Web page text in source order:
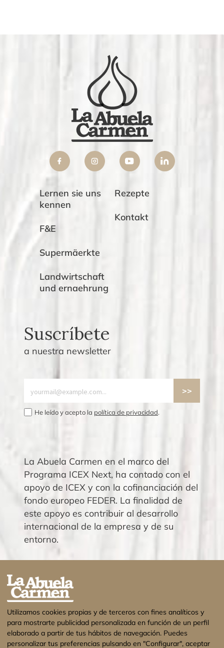
Lernen sie uns
kennen
F&E
Supermäerkte
Landwirtschaft
und ernaehrung
Rezepte
Kontakt
Suscríbete
a nuestra newsletter
He leído y acepto la política de privacidad.
La Abuela Carmen en el marco del
Programa ICEX Next, ha contado con el
apoyo de ICEX y con la cofinanciación del
fondo europeo FEDER. La finalidad de
este apoyo es contribuir al desarrollo
internacional de la empresa y de su
entorno.
Utilizamos cookies propias y de terceros con fines analíticos y
para mostrarte publicidad personalizada en función de un perfil
elaborado a partir de tus hábitos de navegación. Puedes
personalizar tus preferencias pulsando en "Configurar", aceptar